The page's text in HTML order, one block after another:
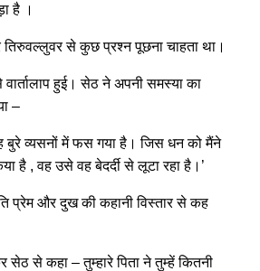
है ।
से कुछ प्रश्न पूछना चाहता था।
हुई। सेठ ने अपनी समस्या का
–
बुरे व्यसनों में फस गया है। जिस धन को मैंने
है , वह उसे वह बेदर्दी से लूटा रहा है।’
प्रेम और दुख की कहानी विस्तार से कह
सेठ से कहा – तुम्हारे पिता ने तुम्हें कितनी